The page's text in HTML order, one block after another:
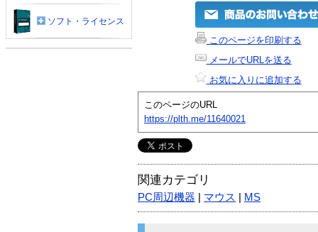
このページを印刷する
メールでURLを送る
お気に入りに追加する
このページのURL
https://plth.me/11640021
関連カテゴリ
PC周辺機器 マウス MS
ソフト・ライセンス